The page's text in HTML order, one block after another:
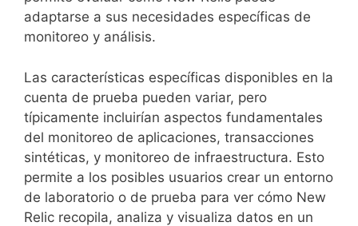
adaptarse a sus necesidades específicas de
monitoreo y análisis.
Las características específicas disponibles en la
cuenta de prueba pueden variar, pero
típicamente incluirían aspectos fundamentales
del monitoreo de aplicaciones, transacciones
sintéticas, y monitoreo de infraestructura. Esto
permite a los posibles usuarios crear un entorno
de laboratorio o de prueba para ver cómo New
Relic recopila, analiza y visualiza datos en un